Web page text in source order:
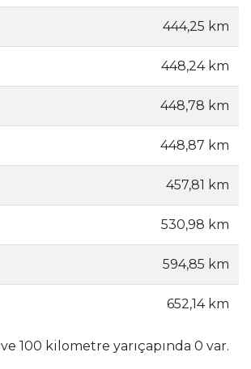
444,25 km
448,24 km
448,78 km
448,87 km
457,81 km
530,98 km
594,85 km
652,14 km
ve 100 kilometre yarıçapında 0 var.